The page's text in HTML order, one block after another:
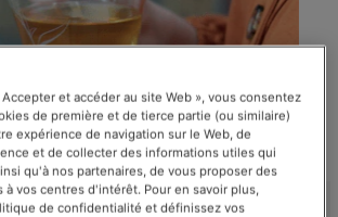
et accéder au site Web », vous consentez
de première et de tierce partie (ou similaire)
expérience de navigation sur le Web, de
et de collecter des informations utiles qui
qu'à nos partenaires, de vous proposer des
à vos centres d'intérêt. Pour en savoir plus,
de confidentialité et définissez vos